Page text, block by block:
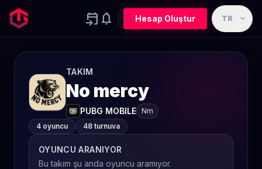
event_upcoming notifications Hesap Oluştur TR expand_more
TAKIM
No mercy
PUBG MOBILE Nm
4 oyuncu
48 turnuva
OYUNCU ARANIYOR
Bu takım şu anda oyuncu aramıyor.